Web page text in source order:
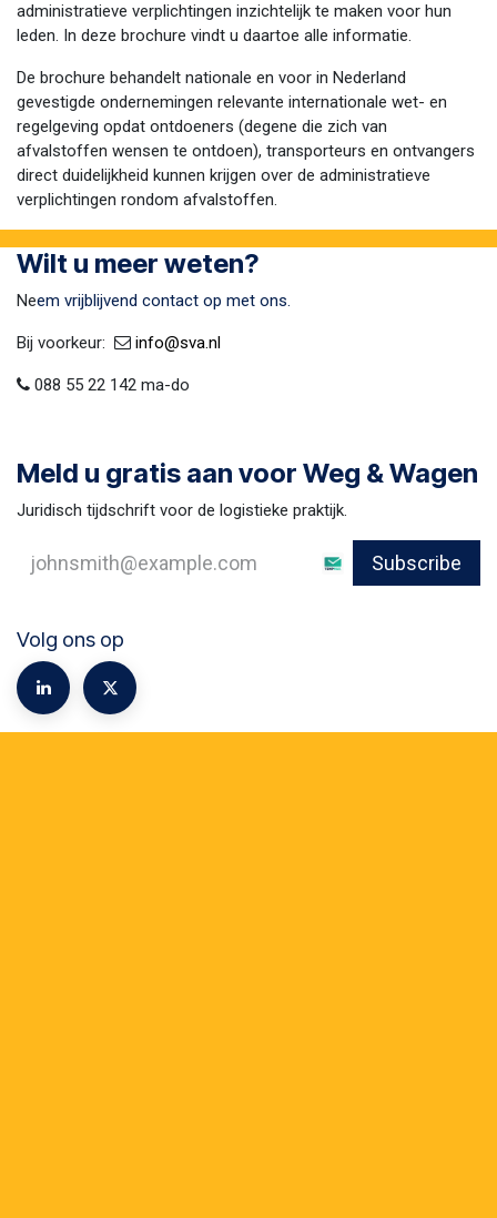
administratieve verplichtingen inzichtelijk te maken voor hun
leden. In deze brochure vindt u daartoe alle informatie.
De brochure behandelt nationale en voor in Nederland
gevestigde ondernemingen relevante internationale wet- en
regelgeving opdat ontdoeners (degene die zich van
afvalstoffen wensen te ontdoen), transporteurs en ontvangers
direct duidelijkheid kunnen krijgen over de administratieve
verplichtingen rondom afvalstoffen.
Wilt u meer weten?
Neem vrijblijvend contact op met ons.
Bij voorkeur:​ ​ info@sva​.nl
088 55 22 142 ma-do
Meld u gratis aan voor Weg & Wagen
Juridisch tijdschrift voor de logistieke praktijk.
Subscribe
Volg ons op